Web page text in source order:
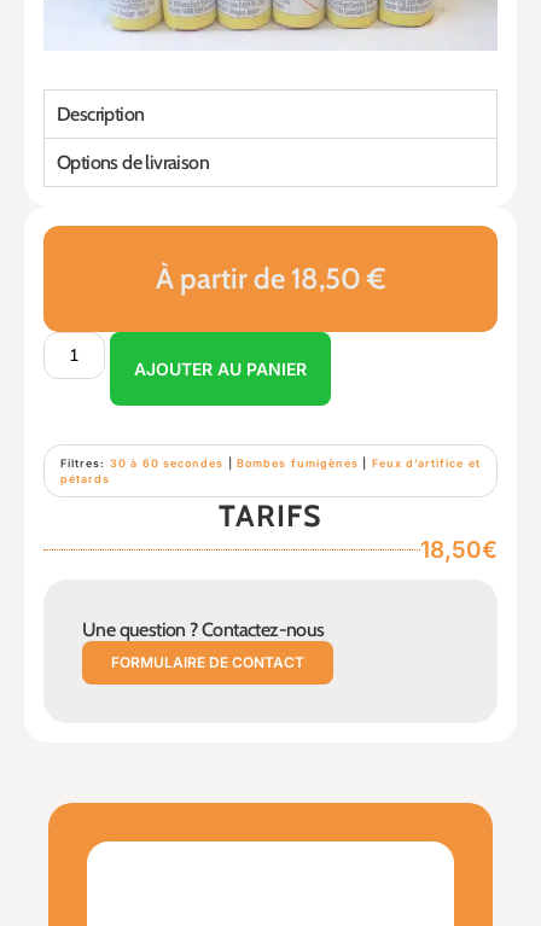
À partir de 18,50 €
AJOUTER AU PANIER
Filtres: 30 à 60 secondes |Bombes fumigènes
Feux d’artifice et
pétards
TARIFS
18,50€
Une question ? Contactez-nous
FORMULAIRE DE CONTACT
Description
Options de livraison